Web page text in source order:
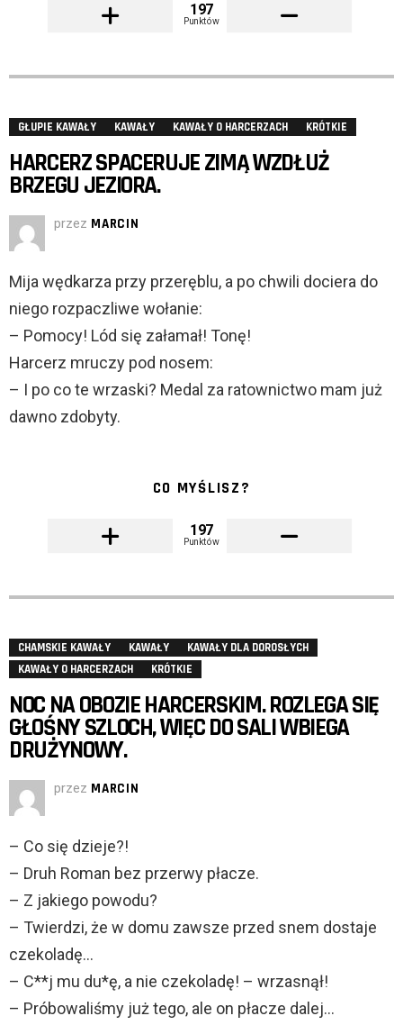
197
Punktów
GŁUPIE KAWAŁY KAWAŁY KAWAŁY O HARCERZACH KRÓTKIE
HARCERZ SPACERUJE ZIMĄ WZDŁUŻ
BRZEGU JEZIORA.
przez MARCIN
Mija wędkarza przy przeręblu, a po chwili dociera do
niego rozpaczliwe wołanie:
– Pomocy! Lód się załamał! Tonę!
Harcerz mruczy pod nosem:
– I po co te wrzaski? Medal za ratownictwo mam już
dawno zdobyty.
CO MYŚLISZ?
197
Punktów
CHAMSKIE KAWAŁY KAWAŁY
KAWAŁY DLA DOROSŁYCH
KAWAŁY O HARCERZACH
KRÓTKIE
NOC NA OBOZIE HARCERSKIM. ROZLEGA SIĘ
GŁOŚNY SZLOCH, WIĘC DO SALI WBIEGA
DRUŻYNOWY.
przez MARCIN
– Co się dzieje?!
– Druh Roman bez przerwy płacze.
– Z jakiego powodu?
– Twierdzi, że w domu zawsze przed snem dostaje
czekoladę…
– C**j mu du*ę, a nie czekoladę! – wrzasnął!
– Próbowaliśmy już tego, ale on płacze dalej…